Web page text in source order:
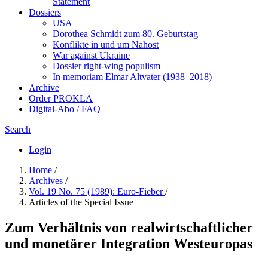
Dossiers
USA
Dorothea Schmidt zum 80. Geburtstag
Konflikte in und um Nahost
War against Ukraine
Dossier right-wing populism
In me­mo­ri­am Elmar Altvater (1938–2018)
Archive
Order PROKLA
Digital-Abo / FAQ
Search
Login
Home /
Archives /
Vol. 19 No. 75 (1989): Euro-Fieber/
Articles of the Special Issue
Zum Verhältnis von realwirtschaftlicher
und monetärer Integration Westeuropas